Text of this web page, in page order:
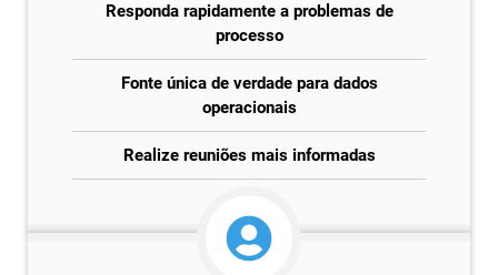
Responda rapidamente a problemas de
processo
Fonte única de verdade para dados
operacionais
Realize reuniões mais informadas